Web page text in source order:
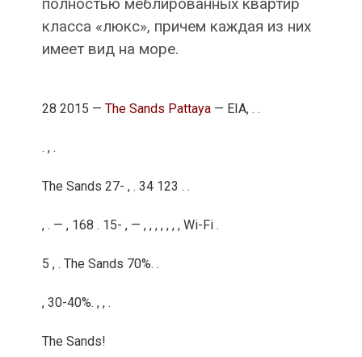
полностью меблированных квартир
класса «люкс», причем каждая из них
имеет вид на море.
28 2015 — The Sands Pattaya— EIA, . .
. , .
The Sands 27- , . 34 123 . .
, . — , 168 . 15- , — , , , , , , , Wi-Fi .
5 , . The Sands 70%. .
, 30-40%. , , .
The Sands!